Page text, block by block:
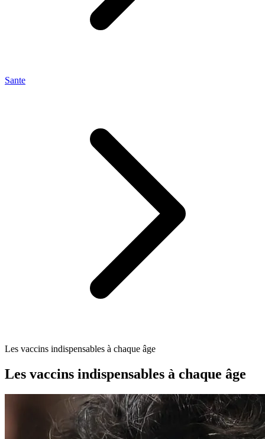
Sante
Les vaccins indispensables à chaque âge
Les vaccins indispensables à chaque âge